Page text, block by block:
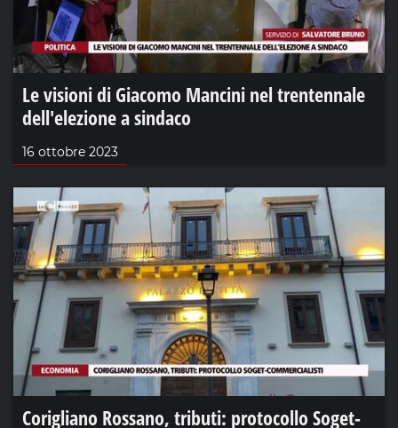
Le visioni di Giacomo Mancini nel trentennale
dell'elezione a sindaco
16 ottobre 2023
Corigliano Rossano, tributi: protocollo Soget-